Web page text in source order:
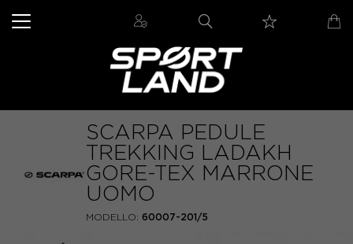
SCARPA PEDULE
TREKKING LADAKH
GORE-TEX MARRONE
UOMO
MODELLO: 60007-201/5